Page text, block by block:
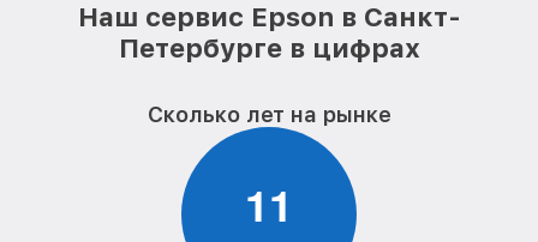
Наш сервис Epson в Санкт-
Петербурге в цифрах
Сколько лет на рынке
11